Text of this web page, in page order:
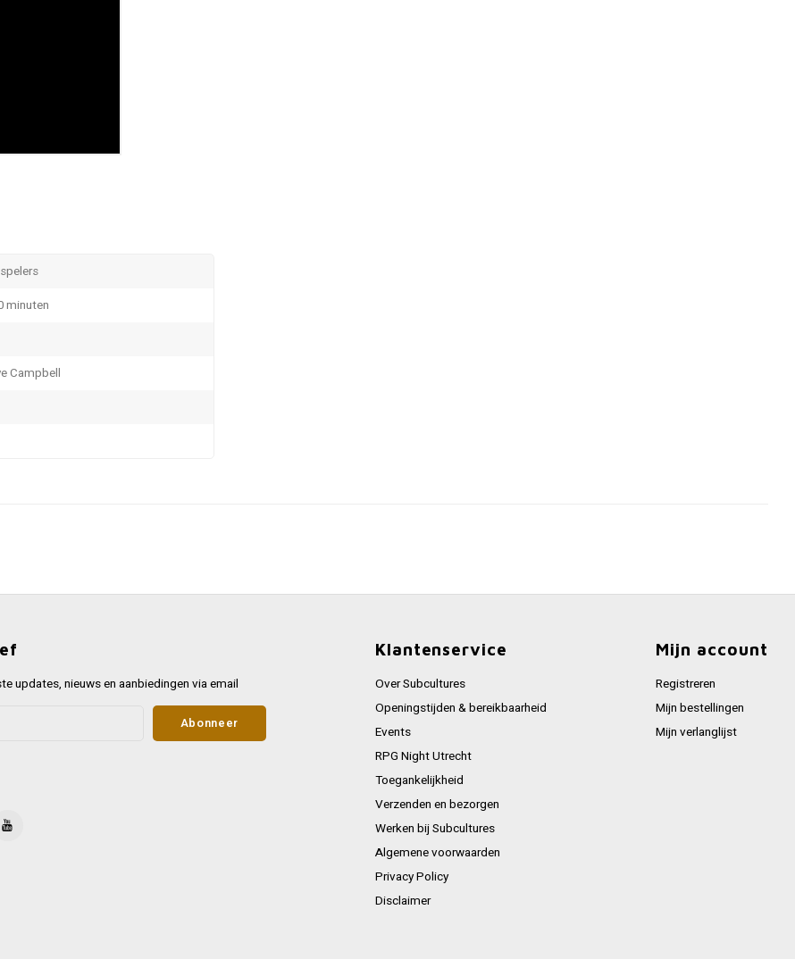
minuten
Campbell
updates, nieuws en aanbiedingen via email
Abonneer
Klantenservice
Over Subcultures
Openingstijden & bereikbaarheid
Events
RPG Night Utrecht
Toegankelijkheid
Verzenden en bezorgen
Werken bij Subcultures
Algemene voorwaarden
Privacy Policy
Disclaimer
Mijn account
Registreren
Mijn bestellingen
Mijn verlanglijst